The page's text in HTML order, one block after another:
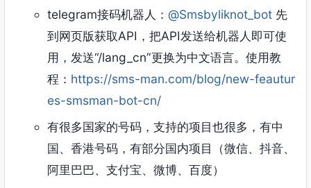
telegram接码机器人：@Smsbyliknot_bot 先
到网页版获取API，把API发送给机器人即可使
用，发送“/lang_cn”更换为中文语言。使用教
程： https://sms-man.com/blog/new-feautur
es-smsman-bot-cn/
有很多国家的号码，支持的项目也很多，有中
国、香港号码，有部分国内项目（微信、抖音、
阿里巴巴、支付宝、微博、百度）